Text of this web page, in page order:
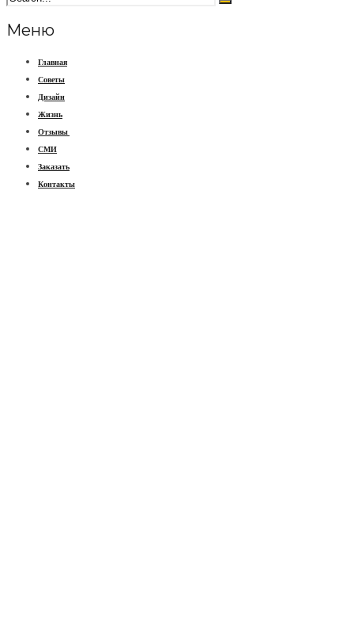
Меню
Главная
Советы
Дизайн
Жизнь
Отзывы
СМИ
Заказать
Контакты